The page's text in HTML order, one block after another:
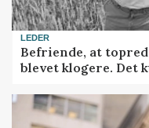
LEDER
Befriende, at
blevet klogere. Det